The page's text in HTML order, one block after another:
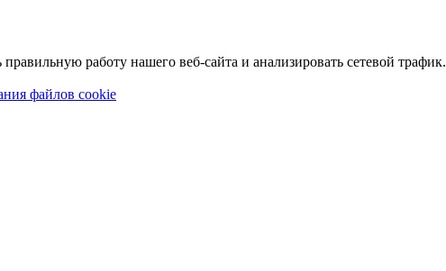
работу нашего веб-сайта и анализировать сетевой трафик.
файлов cookie